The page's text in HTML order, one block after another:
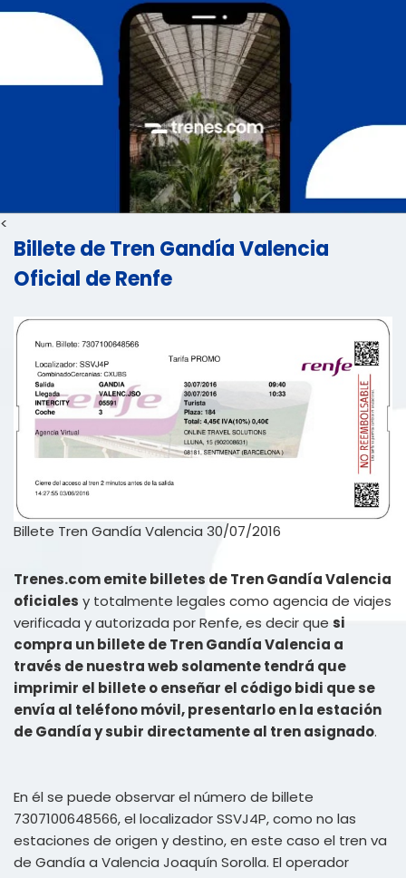
<
Billete de Tren Gandía Valencia
Oficial de Renfe
Billete Tren Gandía Valencia 30/07/2016
Trenes.com emite billetes de Tren Gandía Valencia
oficiales y totalmente legales como agencia de viajes
verificada y autorizada por Renfe, es decir quesi
compra un billete de Tren Gandía Valencia a
través de nuestra web solamente tendrá que
imprimir el billete o enseñar el código bidi que se
envía al teléfono móvil, presentarlo en la estación
de Gandía y subir directamente al tren asignado.
En él se puede observar el número de billete
7307100648566, el localizador SSVJ4P, como no las
estaciones de origen y destino, en este caso el tren va
de Gandía a Valencia Joaquín Sorolla. El operador